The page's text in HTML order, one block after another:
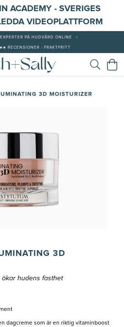
ACADEMY - SVERIGES
VIDEOPLATTFORM
PÅ HUDVÅRD ONLINE
RECENSIONER - FRAKTFRITT
3D MOISTURIZER
3D
ökar hudens fasthet
dagcreme som är en riktig vitaminboost